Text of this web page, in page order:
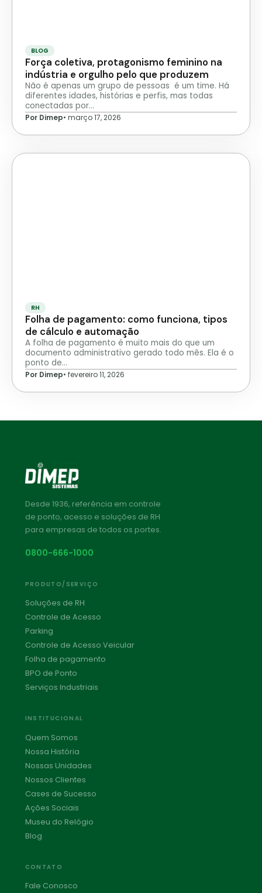
BLOG
Força coletiva, protagonismo feminino na
indústria e orgulho pelo que produzem
Não é apenas um grupo de pessoas é um time. Há
diferentes idades, histórias e perfis, mas todas
conectadas por…
Por Dimep• março 17, 2026
RH
Folha de pagamento: como funciona, tipos
de cálculo e automação
A folha de pagamento é muito mais do que um
documento administrativo gerado todo mês. Ela é o
ponto de…
Por Dimep• fevereiro 11, 2026
Desde 1936, referência em controle
de ponto, acesso e soluções de RH
para empresas de todos os portes.
0800-666-1000
PRODUTO/SERVIÇO
Soluções de RH
Controle de Acesso
Parking
Controle de Acesso Veicular
Folha de pagamento
BPO de Ponto
Serviços Industriais
INSTITUCIONAL
Quem Somos
Nossa História
Nossas Unidades
Nossos Clientes
Cases de Sucesso
Ações Sociais
Museu do Relógio
Blog
CONTATO
Fale Conosco